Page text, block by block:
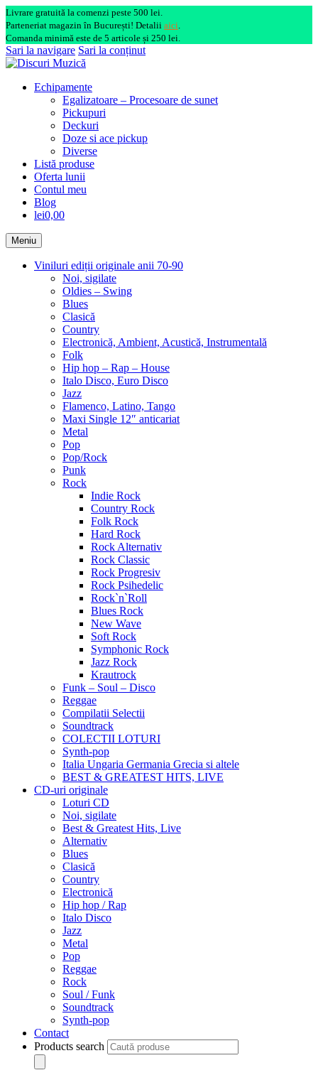
Livrare gratuită la comenzi peste 500 lei.
Parteneriat magazin în București! Detalii aici.
Comanda minimă este de 5 articole și 250 lei.
Sari la navigare Sari la conținut
Echipamente
Egalizatoare – Procesoare de sunet
Pickupuri
Deckuri
Doze si ace pickup
Diverse
Listă produse
Oferta lunii
Contul meu
Blog
lei0,00
Meniu
Viniluri ediții originale anii 70-90
Noi, sigilate
Oldies – Swing
Blues
Clasică
Country
Electronică, Ambient, Acustică, Instrumentală
Folk
Hip hop – Rap – House
Italo Disco, Euro Disco
Jazz
Flamenco, Latino, Tango
Maxi Single 12″ anticariat
Metal
Pop
Pop/Rock
Punk
Rock
Indie Rock
Country Rock
Folk Rock
Hard Rock
Rock Alternativ
Rock Classic
Rock Progresiv
Rock Psihedelic
Rock`n`Roll
Blues Rock
New Wave
Soft Rock
Symphonic Rock
Jazz Rock
Krautrock
Funk – Soul – Disco
Reggae
Compilatii Selectii
Soundtrack
COLECTII LOTURI
Synth-pop
Italia Ungaria Germania Grecia si altele
BEST & GREATEST HITS, LIVE
CD-uri originale
Loturi CD
Noi, sigilate
Best & Greatest Hits, Live
Alternativ
Blues
Clasică
Country
Electronică
Hip hop / Rap
Italo Disco
Jazz
Metal
Pop
Reggae
Rock
Soul / Funk
Soundtrack
Synth-pop
Contact
Products search